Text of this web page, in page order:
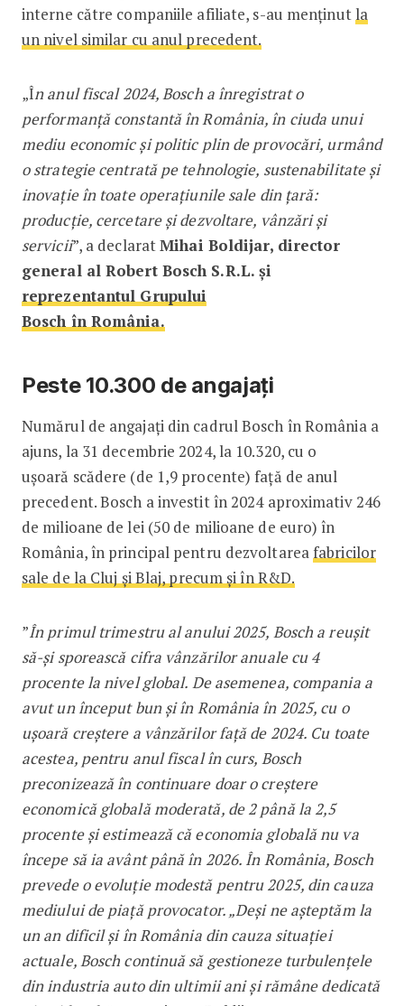
interne către companiile afiliate, s-au menținut la
un nivel similar cu anul precedent.
„În anul fiscal 2024, Bosch a înregistrat o
performanță constantă în România, în ciuda unui
mediu economic și politic plin de provocări, urmând
o strategie centrată pe tehnologie, sustenabilitate și
inovație în toate operațiunile sale din țară:
producție, cercetare și dezvoltare, vânzări și
servicii”, a declaratMihai Boldijar, director
general al Robert Bosch S.R.L. și
reprezentantul Grupului
Bosch în România.
Peste 10.300 de angajați
Numărul de angajați din cadrul Bosch în România a
ajuns, la 31 decembrie 2024, la 10.320, cu o
ușoară scădere (de 1,9 procente) față de anul
precedent. Bosch a investit în 2024 aproximativ 246
de milioane de lei (50 de milioane de euro) în
România, în principal pentru dezvoltareafabricilor
sale de la Cluj și Blaj, precum și în R&D.
”În primul trimestru al anului 2025, Bosch a reușit
să-și sporească cifra vânzărilor anuale cu 4
procente la nivel global. De asemenea, compania a
avut un început bun și în România în 2025, cu o
ușoară creștere a vânzărilor față de 2024. Cu toate
acestea, pentru anul fiscal în curs, Bosch
preconizează în continuare doar o creștere
economică globală moderată, de 2 până la 2,5
procente și estimează că economia globală nu va
începe să ia avânt până în 2026. În România, Bosch
prevede o evoluție modestă pentru 2025, din cauza
mediului de piață provocator. „Deși ne așteptăm la
un an dificil și în România din cauza situației
actuale, Bosch continuă să gestioneze turbulențele
din industria auto din ultimii ani și rămâne dedicată